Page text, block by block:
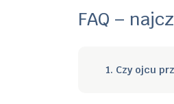
FAQ –
1. Czy ojcu